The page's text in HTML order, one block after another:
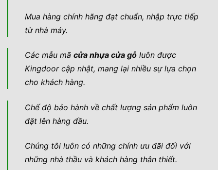
Mua hàng chính hãng đạt chuẩn, nhập trực tiếp
từ nhà máy.
Các mẫu mã cửa nhựa cửa gỗ luôn được
Kingdoor cập nhật, mang lại nhiều sự lựa chọn
cho khách hàng.
Chế độ bảo hành về chất lượng sản phẩm luôn
đặt lên hàng đầu.
Chúng tôi luôn có những chính ưu đãi đối với
những nhà thầu và khách hàng thân thiết.